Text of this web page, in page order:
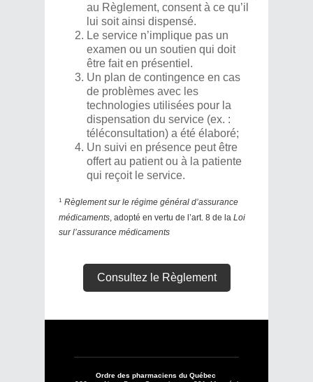
au Règlement, consent à ce qu’il
lui soit ainsi dispensé.
Le service n’implique pas un
examen ou un soutien qui doit
être fait en présentiel.
Un plan de contingence en cas
de problèmes avec les
technologies utilisées pour la
dispensation du service (ex. :
téléconsultation) a été élaboré;
Un suivi en présence peut être
offert au patient ou à la patiente
qui reçoit le service.
1 Règlement sur le régime général d’assurance
médicaments, adopté en vertu de l’art. 8 de la Loi
sur l’assurance médicaments
Consultez le Règlement
Ordre des pharmaciens du Québec